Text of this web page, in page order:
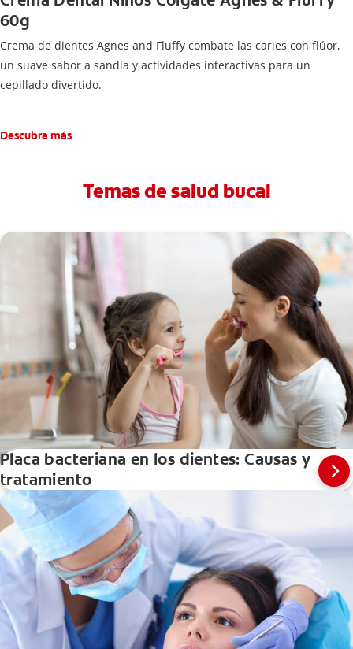
60g
Crema de dientes Agnes and Fluffy combate las caries con flúor,
un suave sabor a sandía y actividades interactivas para un
cepillado divertido.
Descubra más
Temas de salud bucal
Placa bacteriana en los dientes: Causas y
tratamiento